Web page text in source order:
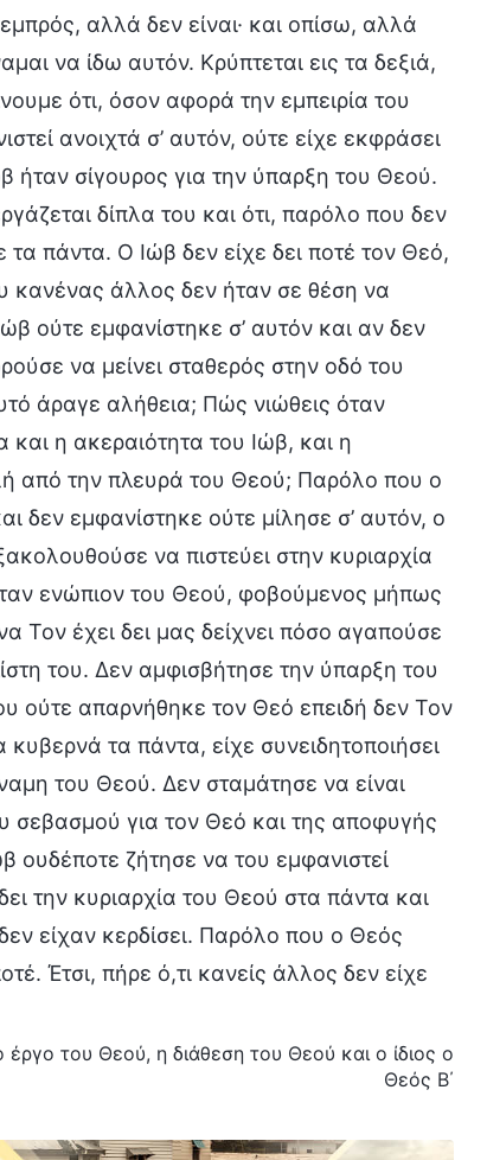
αλλά δεν είναι· και οπίσω, αλλά
να ίδω αυτόν. Κρύπτεται εις τα δεξιά,
ότι, όσον αφορά την εμπειρία του
ανοιχτά σ’ αυτόν, ούτε είχε εκφράσει
ήταν σίγουρος για την ύπαρξη του Θεού.
δίπλα του και ότι, παρόλο που δεν
πάντα. Ο Ιώβ δεν είχε δει ποτέ τον Θεό,
κανένας άλλος δεν ήταν σε θέση να
ούτε εμφανίστηκε σ’ αυτόν και αν δεν
να μείνει σταθερός στην οδό του
άραγε αλήθεια; Πώς νιώθεις όταν
και η ακεραιότητα του Ιώβ, και η
από την πλευρά του Θεού; Παρόλο που ο
δεν εμφανίστηκε ούτε μίλησε σ’ αυτόν, ο
να πιστεύει στην κυριαρχία
ενώπιον του Θεού, φοβούμενος μήπως
Τον έχει δει μας δείχνει πόσο αγαπούσε
του. Δεν αμφισβήτησε την ύπαρξη του
ούτε απαρνήθηκε τον Θεό επειδή δεν Τον
τα πάντα, είχε συνειδητοποιήσει
του Θεού. Δεν σταμάτησε να είναι
σεβασμού για τον Θεό και της αποφυγής
ουδέποτε ζήτησε να του εμφανιστεί
την κυριαρχία του Θεού στα πάντα και
είχαν κερδίσει. Παρόλο που ο Θεός
Έτσι, πήρε ό,τι κανείς άλλος δεν είχε
του Θεού, η διάθεση του Θεού και ο ίδιος ο
Θεός Β΄